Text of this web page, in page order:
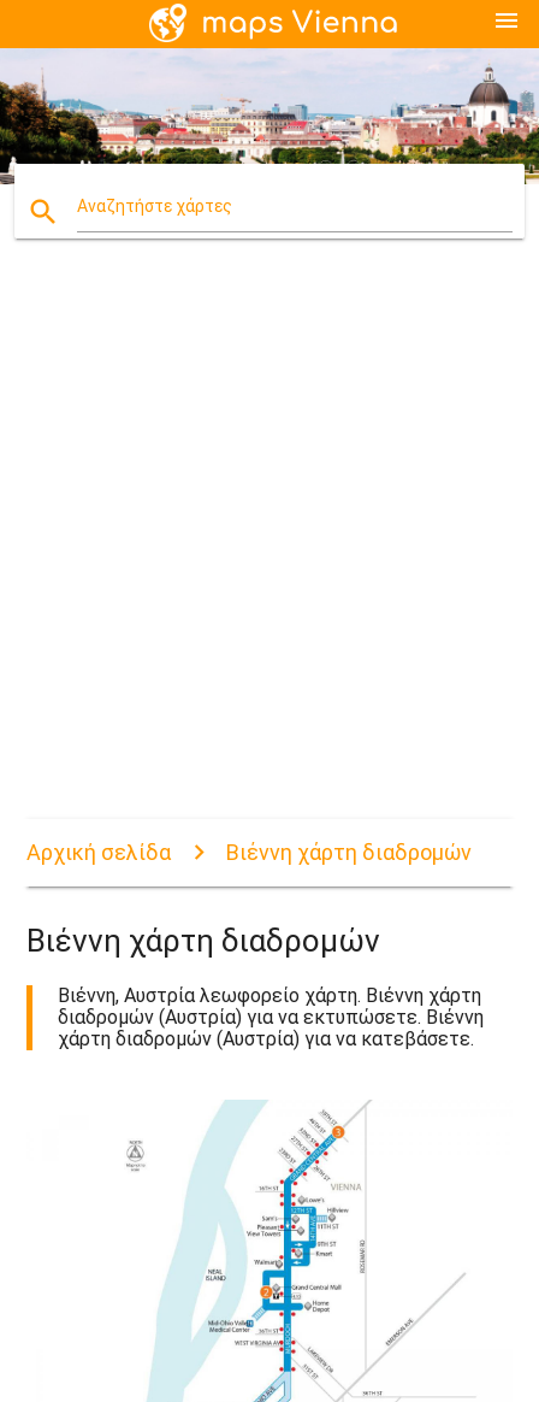
menu
search Αναζητήστε χάρτες
Αρχική σελίδα Βιέννη χάρτη διαδρομών
Βιέννη χάρτη διαδρομών
Βιέννη, Αυστρία λεωφορείο χάρτη. Βιέννη χάρτη
διαδρομών (Αυστρία) για να εκτυπώσετε. Βιέννη
χάρτη διαδρομών (Αυστρία) για να κατεβάσετε.